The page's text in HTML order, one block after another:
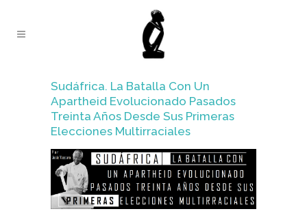
Sudáfrica. La Batalla Con Un
Apartheid Evolucionado Pasados
Treinta Años Desde Sus Primeras
Elecciones Multirraciales